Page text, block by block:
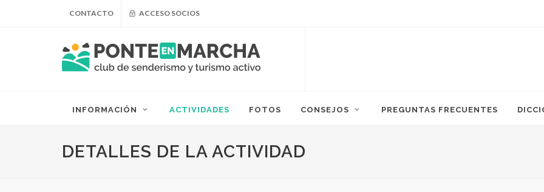
CONTACTO ACCESO SOCIOS
INFORMACIÓN ACTIVIDADES FOTOS CONSEJOS PREGUNTAS FRECUENTES
DETALLES DE LA ACTIVIDAD